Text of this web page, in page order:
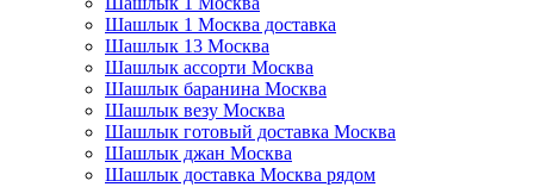
Шашлык 1 Москва доставка
Шашлык 13 Москва
Шашлык ассорти Москва
Шашлык баранина Москва
Шашлык везу Москва
Шашлык готовый доставка Москва
Шашлык джан Москва
Шашлык доставка Москва рядом